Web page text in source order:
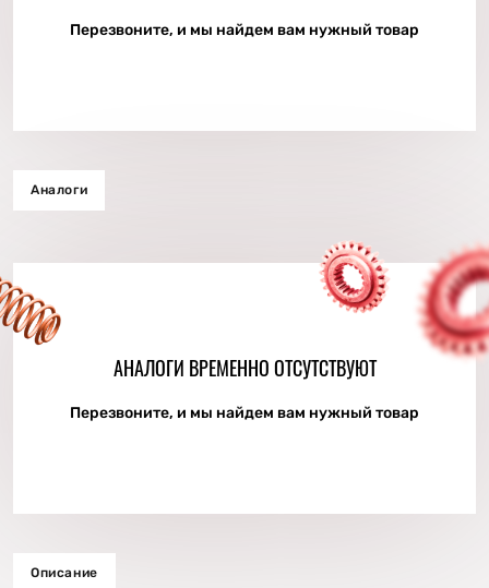
Перезвоните, и мы найдем вам нужный товар
Аналоги
АНАЛОГИ ВРЕМЕННО ОТСУТСТВУЮТ
Перезвоните, и мы найдем вам нужный товар
Описание